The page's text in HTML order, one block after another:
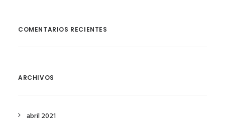
COMENTARIOS RECIENTES
ARCHIVOS
abril 2021